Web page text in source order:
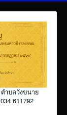
ำบลวังขนาย
611792